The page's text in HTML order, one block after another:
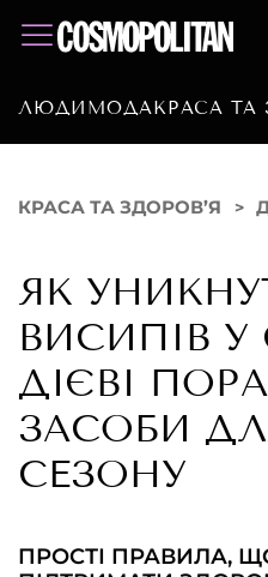
ЛЮДИ МОДАКРАСА ТА
КРАСА ТА ЗДОРОВ’Я
ЯК
ВИСИПІВ У
ДІЄВІ
ЗАСОБИ
СЕЗОНУ
ПРОСТІ ПРАВИЛА,